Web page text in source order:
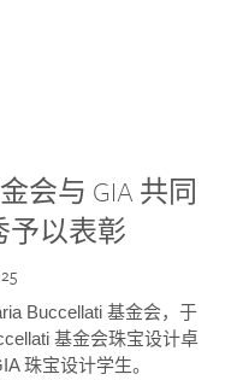
会与 GIA 共同
予以表彰
Buccellati 基金会，于
基金会珠宝设计卓
珠宝设计学生。